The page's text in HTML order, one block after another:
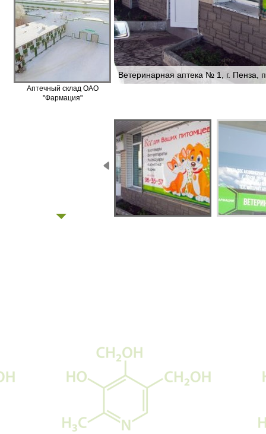
Аптечный склад ОАО
"Фармация"
Ветеринарная аптека № 1, г. Пенза,